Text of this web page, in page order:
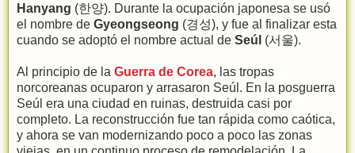
Hanyang (한양). Durante la ocupación japonesa se usó
el nombre de Gyeongseong (경성), y fue al finalizar esta
cuando se adoptó el nombre actual de Seúl (서울).
Al principio de la Guerra de Corea, las tropas
norcoreanas ocuparon y arrasaron Seúl. En la posguerra
Seúl era una ciudad en ruinas, destruida casi por
completo. La reconstrucción fue tan rápida como caótica,
y ahora se van modernizando poco a poco las zonas